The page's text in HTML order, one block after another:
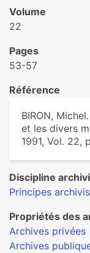
Volume
22
Pages
53-57
Référence
BIRON,
et les divers
1991, Vol. 22,
Discipline
Principes
Propriétés des
Archives privées
Archives